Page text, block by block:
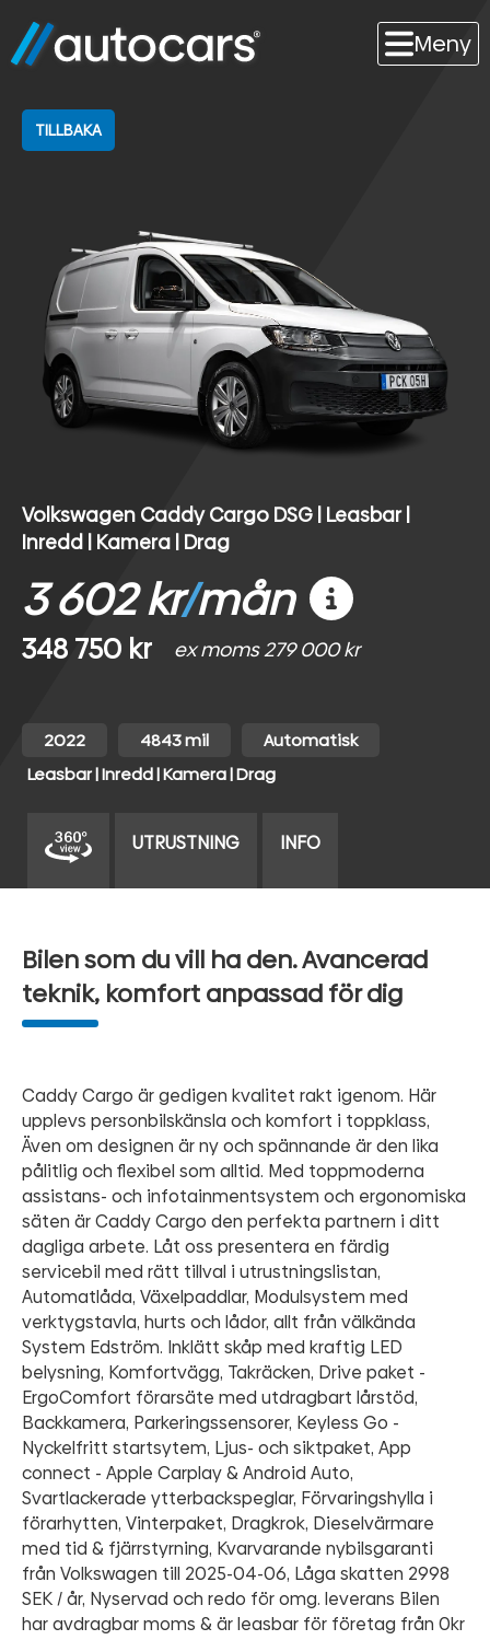
Meny
TILLBAKA
Volkswagen Caddy Cargo DSG | Leasbar |
Inredd | Kamera | Drag
3 602 kr/mån
348 750 kr ex moms 279 000 kr
2022 4843 mil
Automatisk
Leasbar | Inredd | Kamera | Drag
UTRUSTNING INFO
Bilen som du vill ha den. Avancerad
teknik, komfort anpassad för dig
Caddy Cargo är gedigen kvalitet rakt igenom. Här
upplevs personbilskänsla och komfort i toppklass,
Även om designen är ny och spännande är den lika
pålitlig och flexibel som alltid. Med toppmoderna
assistans- och infotainmentsystem och ergonomiska
säten är Caddy Cargo den perfekta partnern i ditt
dagliga arbete. Låt oss presentera en färdig
servicebil med rätt tillval i utrustningslistan,
Automatlåda, Växelpaddlar, Modulsystem med
verktygstavla, hurts och lådor, allt från välkända
System Edström. Inklätt skåp med kraftig LED
belysning, Komfortvägg, Takräcken, Drive paket -
ErgoComfort förarsäte med utdragbart lårstöd,
Backkamera, Parkeringssensorer, Keyless Go -
Nyckelfritt startsytem, Ljus- och siktpaket, App
connect - Apple Carplay & Android Auto,
Svartlackerade ytterbackspeglar, Förvaringshylla i
förarhytten, Vinterpaket, Dragkrok, Dieselvärmare
med tid & fjärrstyrning, Kvarvarande nybilsgaranti
från Volkswagen till 2025-04-06, Låga skatten 2998
SEK / år, Nyservad och redo för omg. leverans Bilen
har avdragbar moms & är leasbar för företag från 0kr